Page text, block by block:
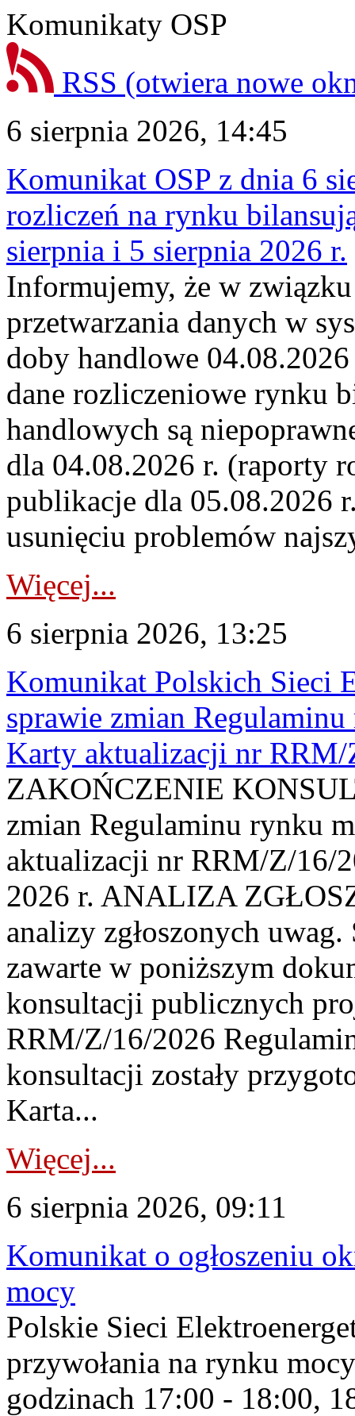
Komunikaty OSP
RSS (otwiera nowe
6 sierpnia 2026, 14:45
Komunikat OSP z dnia 6
rozliczeń na rynku
sierpnia i 5 sierpnia 2026 r.
Informujemy, że w
przetwarzania danych w
doby handlowe
dane rozliczeniowe rynku
handlowych są
dla 04.08.2026 r. (raporty
publikacje dla 05.08.2026
usunięciu problemów
Więcej...
6 sierpnia 2026, 13:25
Komunikat Polskich Sieci
sprawie zmian
Karty aktualizacji nr
ZAKOŃCZENIE
zmian Regulaminu rynku
aktualizacji nr RRM/Z/16/
2026 r. ANALIZA
analizy zgłoszonych
zawarte w poniższym
konsultacji publicznych
RRM/Z/16/2026
konsultacji zostały
Karta...
Więcej...
6 sierpnia 2026, 09:11
Komunikat o ogłoszeniu
mocy
Polskie Sieci
przywołania na rynku
godzinach 17:00 - 18:00,